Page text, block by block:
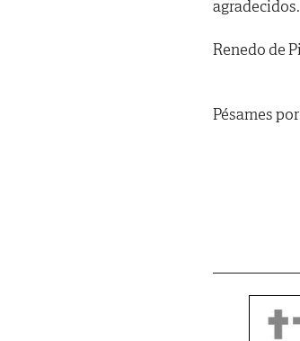
Renedo de
Pésames